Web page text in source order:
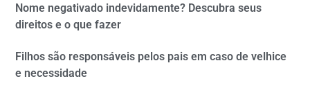
Nome negativado indevidamente? Descubra seus
direitos e o que fazer
Filhos são responsáveis pelos pais em caso de velhice
e necessidade